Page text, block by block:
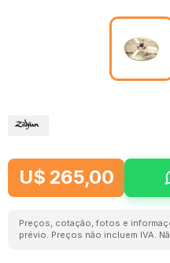
U$ 265,00
Preços, cotação, fotos e
prévio. Preços não incluem IVA.